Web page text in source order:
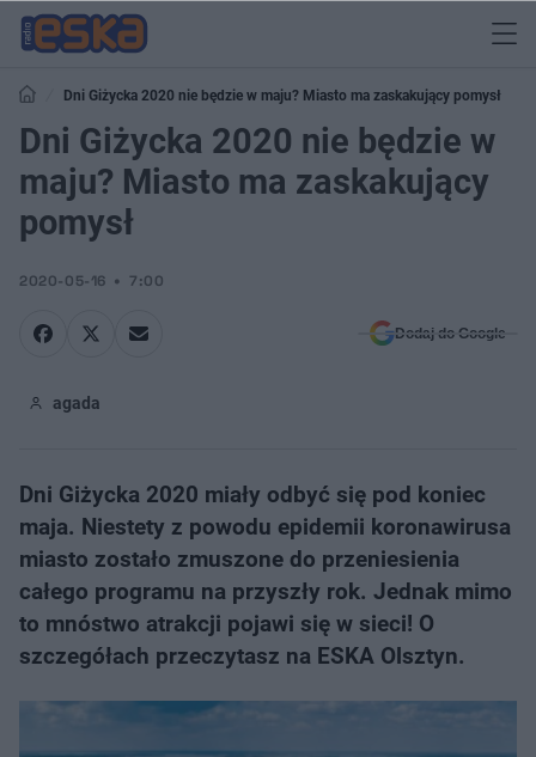
Dni Giżycka 2020 nie będzie w maju? Miasto ma zaskakujący pomysł
Dni Giżycka 2020 nie będzie w
maju? Miasto ma zaskakujący
pomysł
2020-05-16 7:00
Dodaj do Google
agada
Dni Giżycka 2020 miały odbyć się pod koniec
maja. Niestety z powodu epidemii koronawirusa
miasto zostało zmuszone do przeniesienia
całego programu na przyszły rok. Jednak mimo
to mnóstwo atrakcji pojawi się w sieci! O
szczegółach przeczytasz na ESKA Olsztyn.